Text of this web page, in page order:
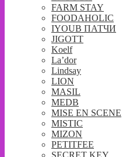
FARM STAY
FOODAHOLIC
IYOUB ПАТЧИ
JIGOTT
Koelf
La’dor
Lindsay
LION
MASIL
MEDB
MISE EN SCENE
MISTIC
MIZON
PETITFEE